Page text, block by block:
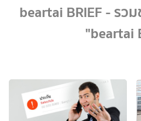
beartai BRIEF - รว
"beartai